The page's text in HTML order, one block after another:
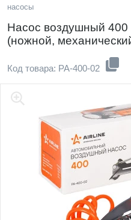
насосы
Насос воздушный
(ножной,
Код товара: PA-400-02